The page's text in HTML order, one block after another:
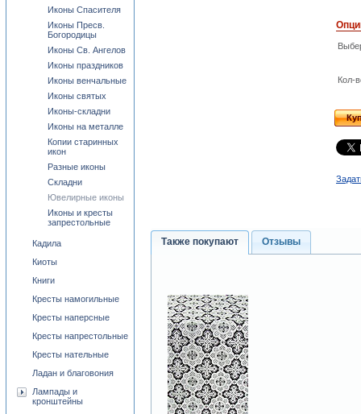
Кол-
Также покупают Отзывы
Иконы Спасителя
Иконы Пресв.
Богородицы
Иконы Св. Ангелов
Иконы праздников
Иконы венчальные
Иконы святых
Иконы-складни
Иконы на металле
Копии старинных
икон
Разные иконы
Складни
Ювелирные иконы
Иконы и кресты
запрестольные
Кадила
Киоты
Книги
Кресты намогильные
Кресты наперсные
Кресты напрестольные
Кресты нательные
Ладан и благовония
Лампады и
кронштейны